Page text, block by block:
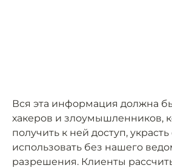
Вся эта информация должна
хакеров и злоумышленников,
получить к ней доступ, украсть
использовать без нашего
разрешения. Клиенты